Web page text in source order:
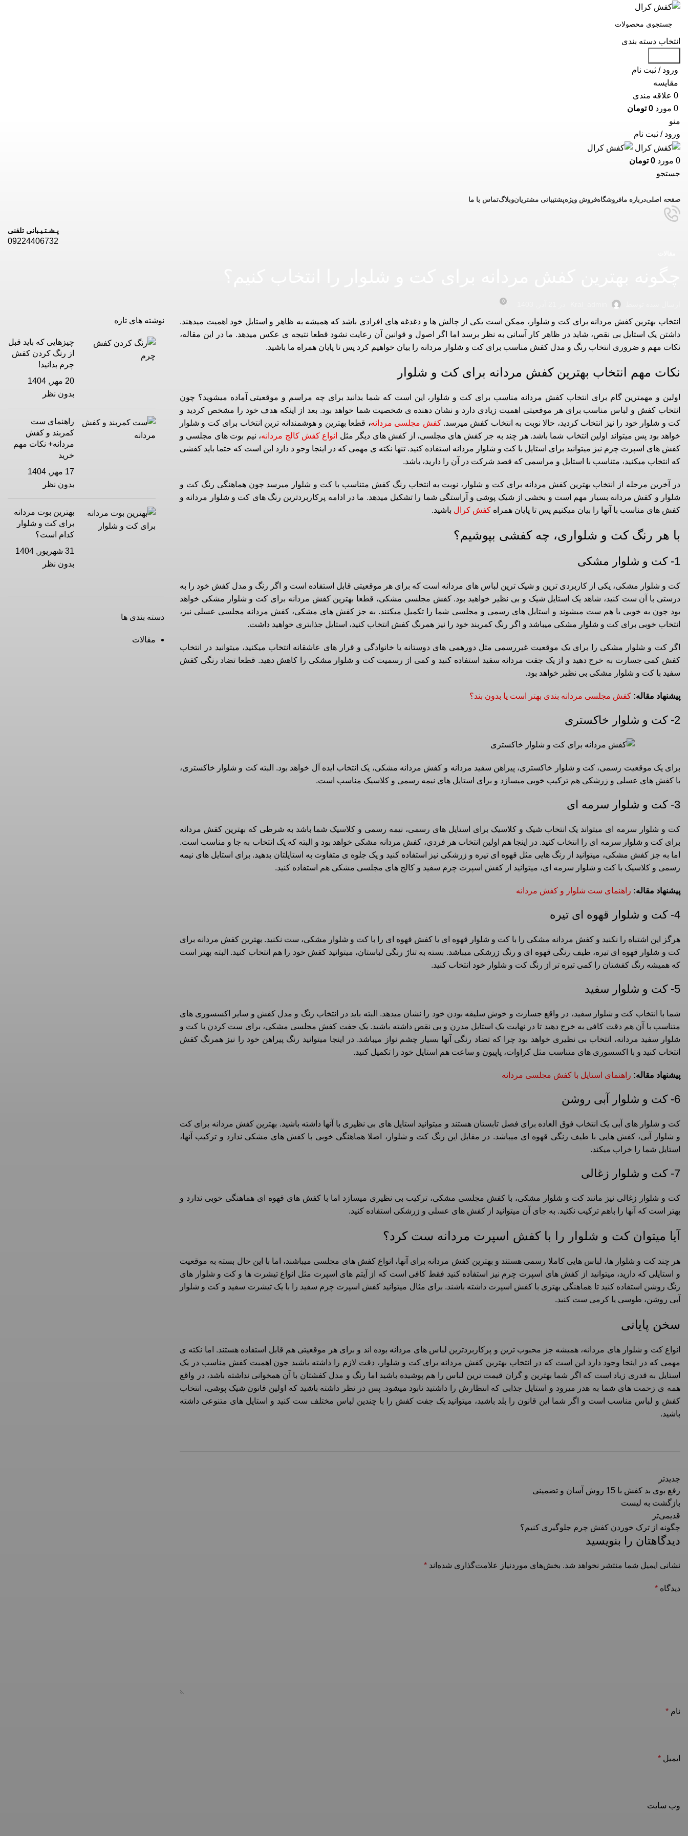
انتخاب دسته بندی
ورود / ثبت نام
مقايسه
0 علاقه مندی
0 مورد 0 تومان
منو
ورود / ثبت نام
0 مورد 0 تومان
جستجو
صفحه اصلیدرباره مافروشگاهفروش ویژهپشتیبانی مشتریانوبلاگتماس با ما
پـشـتـیـبانی تلفنی
09224406732
0
انتخاب بهترین کفش مردانه برای کت و شلوار، ممکن است یکی از چالش ها و دغدغه های افرادی باشد که همیشه به ظاهر و استایل خود اهمیت میدهند.
داشتن یک استایل بی نقص، شاید در ظاهر کار آسانی به نظر برسد اما اگر اصول و قوانین آن رعایت نشود قطعا نتیجه ی عکس میدهد. ما در این مقاله،
نکات مهم و ضروری انتخاب رنگ و مدل کفش مناسب برای کت و شلوار مردانه را بیان خواهیم کرد پس تا پایان همراه ما باشید.
نکات مهم انتخاب بهترین کفش مردانه برای کت و شلوار
اولین و مهمترین گام برای انتخاب کفش مردانه مناسب برای کت و شلوار، این است که شما بدانید برای چه مراسم و موقعیتی آماده میشوید؟ چون
انتخاب کفش و لباس مناسب برای هر موقعیتی اهمیت زیادی دارد و نشان دهنده ی شخصیت شما خواهد بود. بعد از اینکه هدف خود را مشخص کردید و
کت و شلوار خود را نیز انتخاب کردید، حالا نوبت به انتخاب کفش میرسد.کفش مجلسی مردانه، قطعا بهترین و هوشمندانه ترین انتخاب برای کت و شلوار
خواهد بود پس میتواند اولین انتخاب شما باشد. هر چند به جز کفش های مجلسی، از کفش های دیگر مثل
انواع کفش کالج مردانه، نیم بوت های مجلسی و
کفش های اسپرت چرم نیز میتوانید برای استایل با کت و شلوار مردانه استفاده کنید. تنها نکته ی مهمی که در اینجا وجو د دارد این است که حتما باید کفشی
که انتخاب میکنید، متناسب با استایل و مراسمی که قصد شرکت در آن را دارید، باشد.
در آخرین مرحله از انتخاب بهترین کفش مردانه برای کت و شلوار، نوبت به انتخاب رنگ کفش متناسب با کت و شلوار میرسد چون هماهنگی رنگ کت و
شلوار و کفش مردانه بسیار مهم است و بخشی از شیک پوشی و آراستگی شما را تشکیل میدهد. ما در ادامه پرکاربردترین رنگ های کت و شلوار مردانه و
کفش های مناسب با آنها را بیان میکنیم پس تا پایان همراه کفش کرال باشید.
با هر رنگ کت و شلواری، چه کفشی بپوشیم؟
1- کت و شلوار مشکی
کت و شلوار مشکی، یکی از کاربردی ترین و شیک ترین لباس های مردانه است که برای هر موقعیتی قابل استفاده است و اگر رنگ و مدل کفش خود را به
درستی با آن ست کنید، شاهد یک استایل شیک و بی نظیر خواهید بود. کفش مجلسی مشکی، قطعا بهترین کفش مردانه برای کت و شلوار مشکی خواهد
بود چون به خوبی با هم ست میشوند و استایل های رسمی و مجلسی شما را تکمیل میکنند. به جز کفش های مشکی، کفش مردانه مجلسی عسلی نیز،
انتخاب خوبی برای کت و شلوار مشکی میباشد و اگر رنگ کمربند خود را نیز همرنگ کفش انتخاب کنید، استایل جذابتری خواهید داشت.
اگر کت و شلوار مشکی را برای یک موقعیت غیررسمی مثل دورهمی های دوستانه یا خانوادگی و قرار های عاشقانه انتخاب میکنید، میتوانید در انتخاب
کفش کمی جسارت به خرج دهید و از یک جفت مردانه سفید استفاده کنید و کمی از رسمیت کت و شلوار مشکی را کاهش دهید. قطعا تضاد رنگی کفش
سفید با کت و شلوار مشکی بی نظیر خواهد بود.
پیشنهاد مقاله: کفش مجلسی مردانه بندی بهتر است یا بدون بند؟
2- کت و شلوار خاکستری
برای یک موقعیت رسمی، کت و شلوار خاکستری، پیراهن سفید مردانه و کفش مردانه مشکی، یک انتخاب ایده آل خواهد بود. البته کت و شلوار خاکستری،
با کفش های عسلی و زرشکی هم ترکیب خوبی میسازد و برای استایل های نیمه رسمی و کلاسیک مناسب است.
3- کت و شلوار سرمه ای
کت و شلوار سرمه ای میتواند یک انتخاب شیک و کلاسیک برای استایل های رسمی، نیمه رسمی و کلاسیک شما باشد به شرطی که بهترین کفش مردانه
برای کت و شلوار سرمه ای را انتخاب کنید. در اینجا هم اولین انتخاب هر فردی، کفش مردانه مشکی خواهد بود و البته که یک انتخاب به جا و مناسب است.
اما به جز کفش مشکی، میتوانید از رنگ هایی مثل قهوه ای تیره و زرشکی نیز استفاده کنید و یک جلوه ی متفاوت به استایلتان بدهید. برای استایل های نیمه
رسمی و کلاسیک با کت و شلوار سرمه ای، میتوانید از کفش اسپرت چرم سفید و کالج های مجلسی مشکی هم استفاده کنید.
پیشنهاد مقاله: راهنمای ست شلوار و کفش مردانه
4- کت و شلوار قهوه ای تیره
هرگز این اشتباه را نکنید و کفش مردانه مشکی را با کت و شلوار قهوه ای یا کفش قهوه ای را با کت و شلوار مشکی، ست نکنید. بهترین کفش مردانه برای
کت و شلوار قهوه ای تیره، طیف رنگی قهوه ای و رنگ زرشکی میباشد. بسته به تناژ رنگی لباستان، میتوانید کفش خود را هم انتخاب کنید. البته بهتر است
که همیشه رنگ کفشتان را کمی تیره تر از رنگ کت و شلوار خود انتخاب کنید.
5- کت و شلوار سفید
شما با انتخاب کت و شلوار سفید، در واقع جسارت و خوش سلیقه بودن خود را نشان میدهد. البته باید در انتخاب رنگ و مدل کفش و سایر اکسسوری های
متناسب با آن هم دقت کافی به خرج دهید تا در نهایت یک استایل مدرن و بی نقص داشته باشید. یک جفت کفش مجلسی مشکی، برای ست کردن با کت و
شلوار سفید مردانه، انتخاب بی نظیری خواهد بود چرا که تضاد رنگی آنها بسیار چشم نواز میباشد. در اینجا میتوانید رنگ پیراهن خود را نیز همرنگ کفش
انتخاب کنید و با اکسسوری های متناسب مثل کراوات، پاپیون و ساعت هم استایل خود را تکمیل کنید.
پیشنهاد مقاله: راهنمای استایل با کفش مجلسی مردانه
6- کت و شلوار آبی روشن
کت و شلوار های آبی یک انتخاب فوق العاده برای فصل تابستان هستند و میتوانید استایل های بی نظیری با آنها داشته باشید. بهترین کفش مردانه برای کت
و شلوار آبی، کفش هایی با طیف رنگی قهوه ای میباشد. در مقابل این رنگ کت و شلوار، اصلا هماهنگی خوبی با کفش های مشکی ندارد و ترکیب آنها،
استایل شما را خراب میکند.
7- کت و شلوار زغالی
کت و شلوار زغالی نیز مانند کت و شلوار مشکی، با کفش مجلسی مشکی، ترکیب بی نظیری میسازد اما با کفش های قهوه ای هماهنگی خوبی ندارد و
بهتر است که آنها را باهم ترکیب نکنید. به جای آن میتوانید از کفش های عسلی و زرشکی استفاده کنید.
آیا میتوان کت و شلوار را با کفش اسپرت مردانه ست کرد؟
هر چند کت و شلوار ها، لباس هایی کاملا رسمی هستند و بهترین کفش مردانه برای آنها، انواع کفش های مجلسی میباشند، اما با این حال بسته به موقعیت
و استایلی که دارید، میتوانید از کفش های اسپرت چرم نیز استفاده کنید فقط کافی است که از آیتم های اسپرت مثل انواع تیشرت ها و کت و شلوار های
رنگ روشن استفاده کنید تا هماهنگی بهتری با کفش اسپرت داشته باشند. برای مثال میتوانید کفش اسپرت چرم سفید را با یک تیشرت سفید و کت و شلوار
آبی روشن، طوسی یا کرمی ست کنید.
سخن پایانی
انواع کت و شلوار های مردانه، همیشه جز محبوب ترین و پرکاربردترین لباس های مردانه بوده اند و برای هر موقعیتی هم قابل استفاده هستند. اما نکته ی
مهمی که در اینجا وجود دارد این است که در انتخاب بهترین کفش مردانه برای کت و شلوار، دقت لازم را داشته باشید چون اهمیت کفش مناسب در یک
استایل به قدری زیاد است که اگر شما بهترین و گران قیمت ترین لباس را هم پوشیده باشید اما رنگ و مدل کفشتان با آن همخوانی نداشته باشد، در واقع
همه ی زحمت های شما به هدر میرود و استایل جذابی که انتظارش را داشتید نابود میشود. پس در نظر داشته باشید که اولین قانون شیک پوشی، انتخاب
کفش و لباس مناسب است و اگر شما این قانون را بلد باشید، میتوانید یک جفت کفش را با چندین لباس مختلف ست کنید و استایل های متنوعی داشته
باشید.
جدیدتر
رفع بوی بد کفش با 15 روش آسان و تضمینی
بازگشت به لیست
قدیمی‌تر
چگونه از ترک خوردن کفش چرم جلوگیری کنیم؟
دیدگاهتان را بنویسید
نشانی ایمیل شما منتشر نخواهد شد. بخش‌های موردنیاز علامت‌گذاری شده‌اند *
دیدگاه *
نام *
ایمیل *
وب‌ سایت
نوشته های تازه
چیزهایی که باید قبل
از رنگ کردن کفش
چرم بدانید!
20 مهر, 1404
بدون نظر
راهنمای ست
کمربند و کفش
مردانه+ نکات مهم
خرید
17 مهر, 1404
بدون نظر
بهترین بوت مردانه
برای کت و شلوار
کدام است؟
31 شهریور, 1404
بدون نظر
دسته بندی ها
مقالات